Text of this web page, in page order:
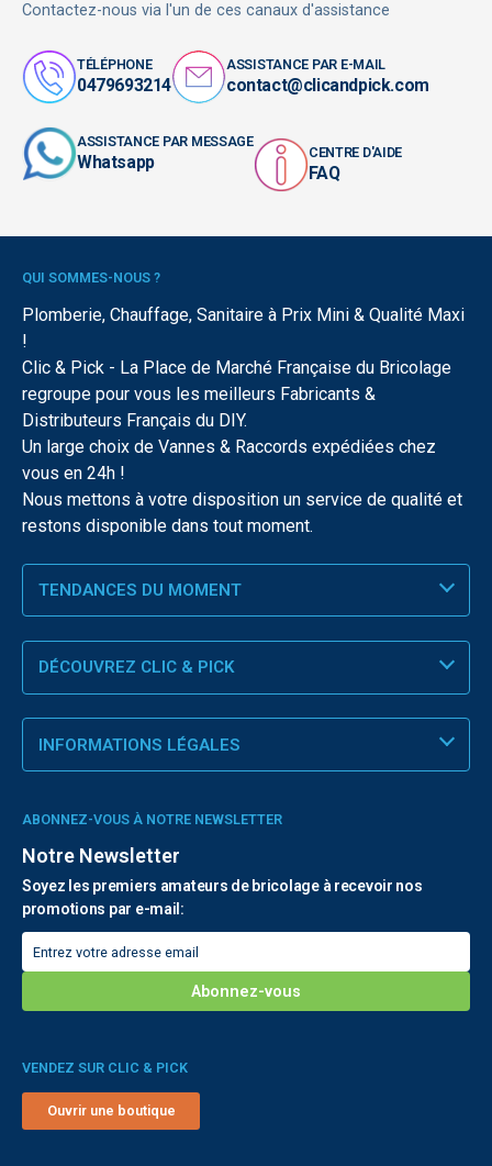
Contactez-nous via l'un de ces canaux d'assistance
TÉLÉPHONE
0479693214
ASSISTANCE PAR E-MAIL
contact@clicandpick.com
ASSISTANCE PAR MESSAGE
Whatsapp CENTRE D'AIDE
FAQ
QUI SOMMES-NOUS ?
Plomberie, Chauffage, Sanitaire à Prix Mini & Qualité Maxi
!
Clic & Pick - La Place de Marché Française du Bricolage
regroupe pour vous les meilleurs Fabricants &
Distributeurs Français du DIY.
Un large choix de Vannes & Raccords expédiées chez
vous en 24h !
Nous mettons à votre disposition un service de qualité et
restons disponible dans tout moment.
TENDANCES DU MOMENT
DÉCOUVREZ CLIC & PICK
INFORMATIONS LÉGALES
ABONNEZ-VOUS À NOTRE NEWSLETTER
Notre Newsletter
Soyez les premiers amateurs de bricolage à recevoir nos
promotions par e-mail:
VENDEZ SUR CLIC & PICK
Ouvrir une boutique